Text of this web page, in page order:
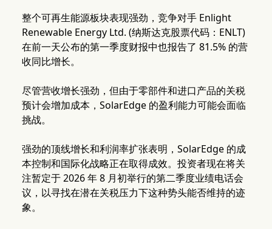
整个可再生能源板块表现强劲，竞争对手 Enlight
Renewable Energy Ltd. (纳斯达克股票代码：ENLT)
在前一天公布的第一季度财报中也报告了 81.5% 的营
收同比增长。
尽管营收增长强劲，但由于零部件和进口产品的关税
预计会增加成本，SolarEdge 的盈利能力可能会面临
挑战。
强劲的顶线增长和利润率扩张表明，SolarEdge 的成
本控制和国际化战略正在取得成效。投资者现在将关
注暂定于 2026 年 8 月初举行的第二季度业绩电话会
议，以寻找在潜在关税压力下这种势头能否维持的迹
象。